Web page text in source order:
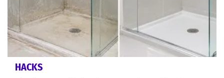
HACKS